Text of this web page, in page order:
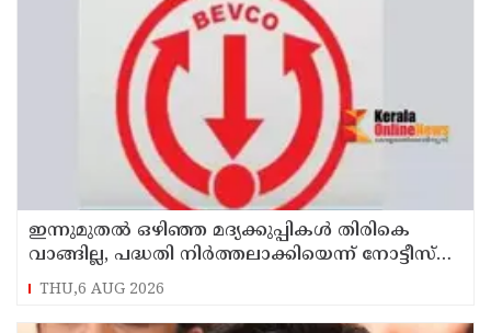
ഇന്നുമുതല്‍ ഒഴിഞ്ഞ മദ്യക്കുപ്പികള്‍ തിരികെ
വാങ്ങില്ല, പദ്ധതി നിര്‍ത്തലാക്കിയെന്ന് നോട്ടീസ്
പ്രദര്‍ശിപ്പിക്കും
THU,6 AUG 2026